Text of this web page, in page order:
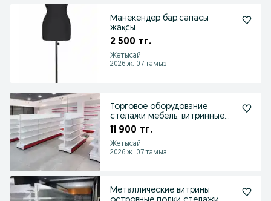
Манекендер бар.сапасы
жақсы
2 500 тг.
Жетысай
2026 ж. 07 тамыз
Торговое оборудование
стелажи мебель, витринные
холодильники в наличии
11 900 тг.
Жетысай
2026 ж. 07 тамыз
Металлические витрины